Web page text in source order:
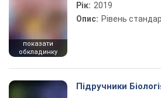
показати
обкладинку
Рік: 2019
Опис: Рівень
Підручники